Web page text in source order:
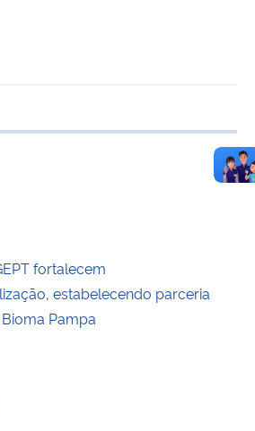
transferência
fortalecem
estabelecendo parceria
Pampa